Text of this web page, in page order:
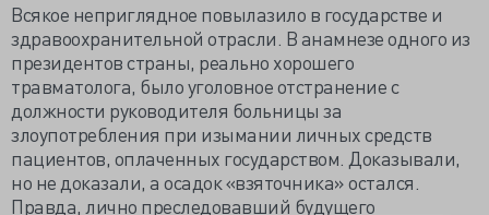
Всякое неприглядное повылазило в государстве и
здравоохранительной отрасли. В анамнезе одного из
президентов страны, реально хорошего
травматолога, было уголовное отстранение с
должности руководителя больницы за
злоупотребления при изымании личных средств
пациентов, оплаченных государством. Доказывали,
но не доказали, а осадок «взяточника» остался.
Правда, лично преследовавший будущего